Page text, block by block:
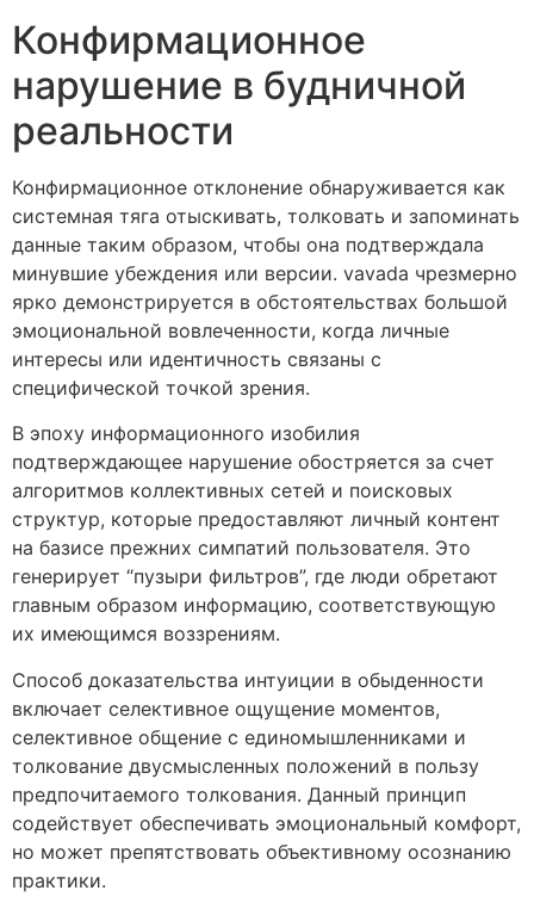
Конфирмационное
нарушение в будничной
реальности
Конфирмационное отклонение обнаруживается как
системная тяга отыскивать, толковать и запоминать
данные таким образом, чтобы она подтверждала
минувшие убеждения или версии. vavada чрезмерно
ярко демонстрируется в обстоятельствах большой
эмоциональной вовлеченности, когда личные
интересы или идентичность связаны с
специфической точкой зрения.
В эпоху информационного изобилия
подтверждающее нарушение обостряется за счет
алгоритмов коллективных сетей и поисковых
структур, которые предоставляют личный контент
на базисе прежних симпатий пользователя. Это
генерирует “пузыри фильтров”, где люди обретают
главным образом информацию, соответствующую
их имеющимся воззрениям.
Способ доказательства интуиции в обыденности
включает селективное ощущение моментов,
селективное общение с единомышленниками и
толкование двусмысленных положений в пользу
предпочитаемого толкования. Данный принцип
содействует обеспечивать эмоциональный комфорт,
но может препятствовать объективному осознанию
практики.